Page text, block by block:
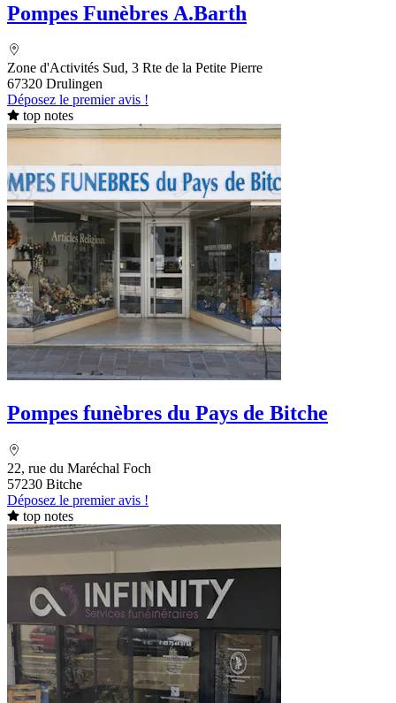
Pompes Funèbres A.Barth
Zone d'Activités Sud, 3 Rte de la Petite Pierre
67320 Drulingen
Déposez le premier avis !
top notes
Pompes funèbres du Pays de Bitche
22, rue du Maréchal Foch
57230 Bitche
Déposez le premier avis !
top notes